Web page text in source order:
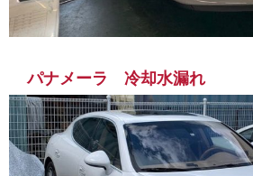
パナメーラ 冷却水漏れ